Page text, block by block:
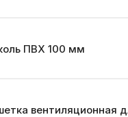
ПВХ 100 мм
вентиляционная